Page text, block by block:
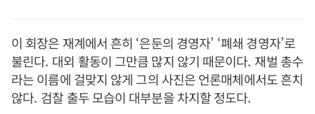
이 회장은 재계에서 흔히 ‘은둔의 경영자’ ‘폐쇄 경영자’로
불린다. 대외 활동이 그만큼 많지 않기 때문이다. 재벌 총수
라는 이름에 걸맞지 않게 그의 사진은 언론매체에서도 흔치
않다. 검찰 출두 모습이 대부분을 차지할 정도다.